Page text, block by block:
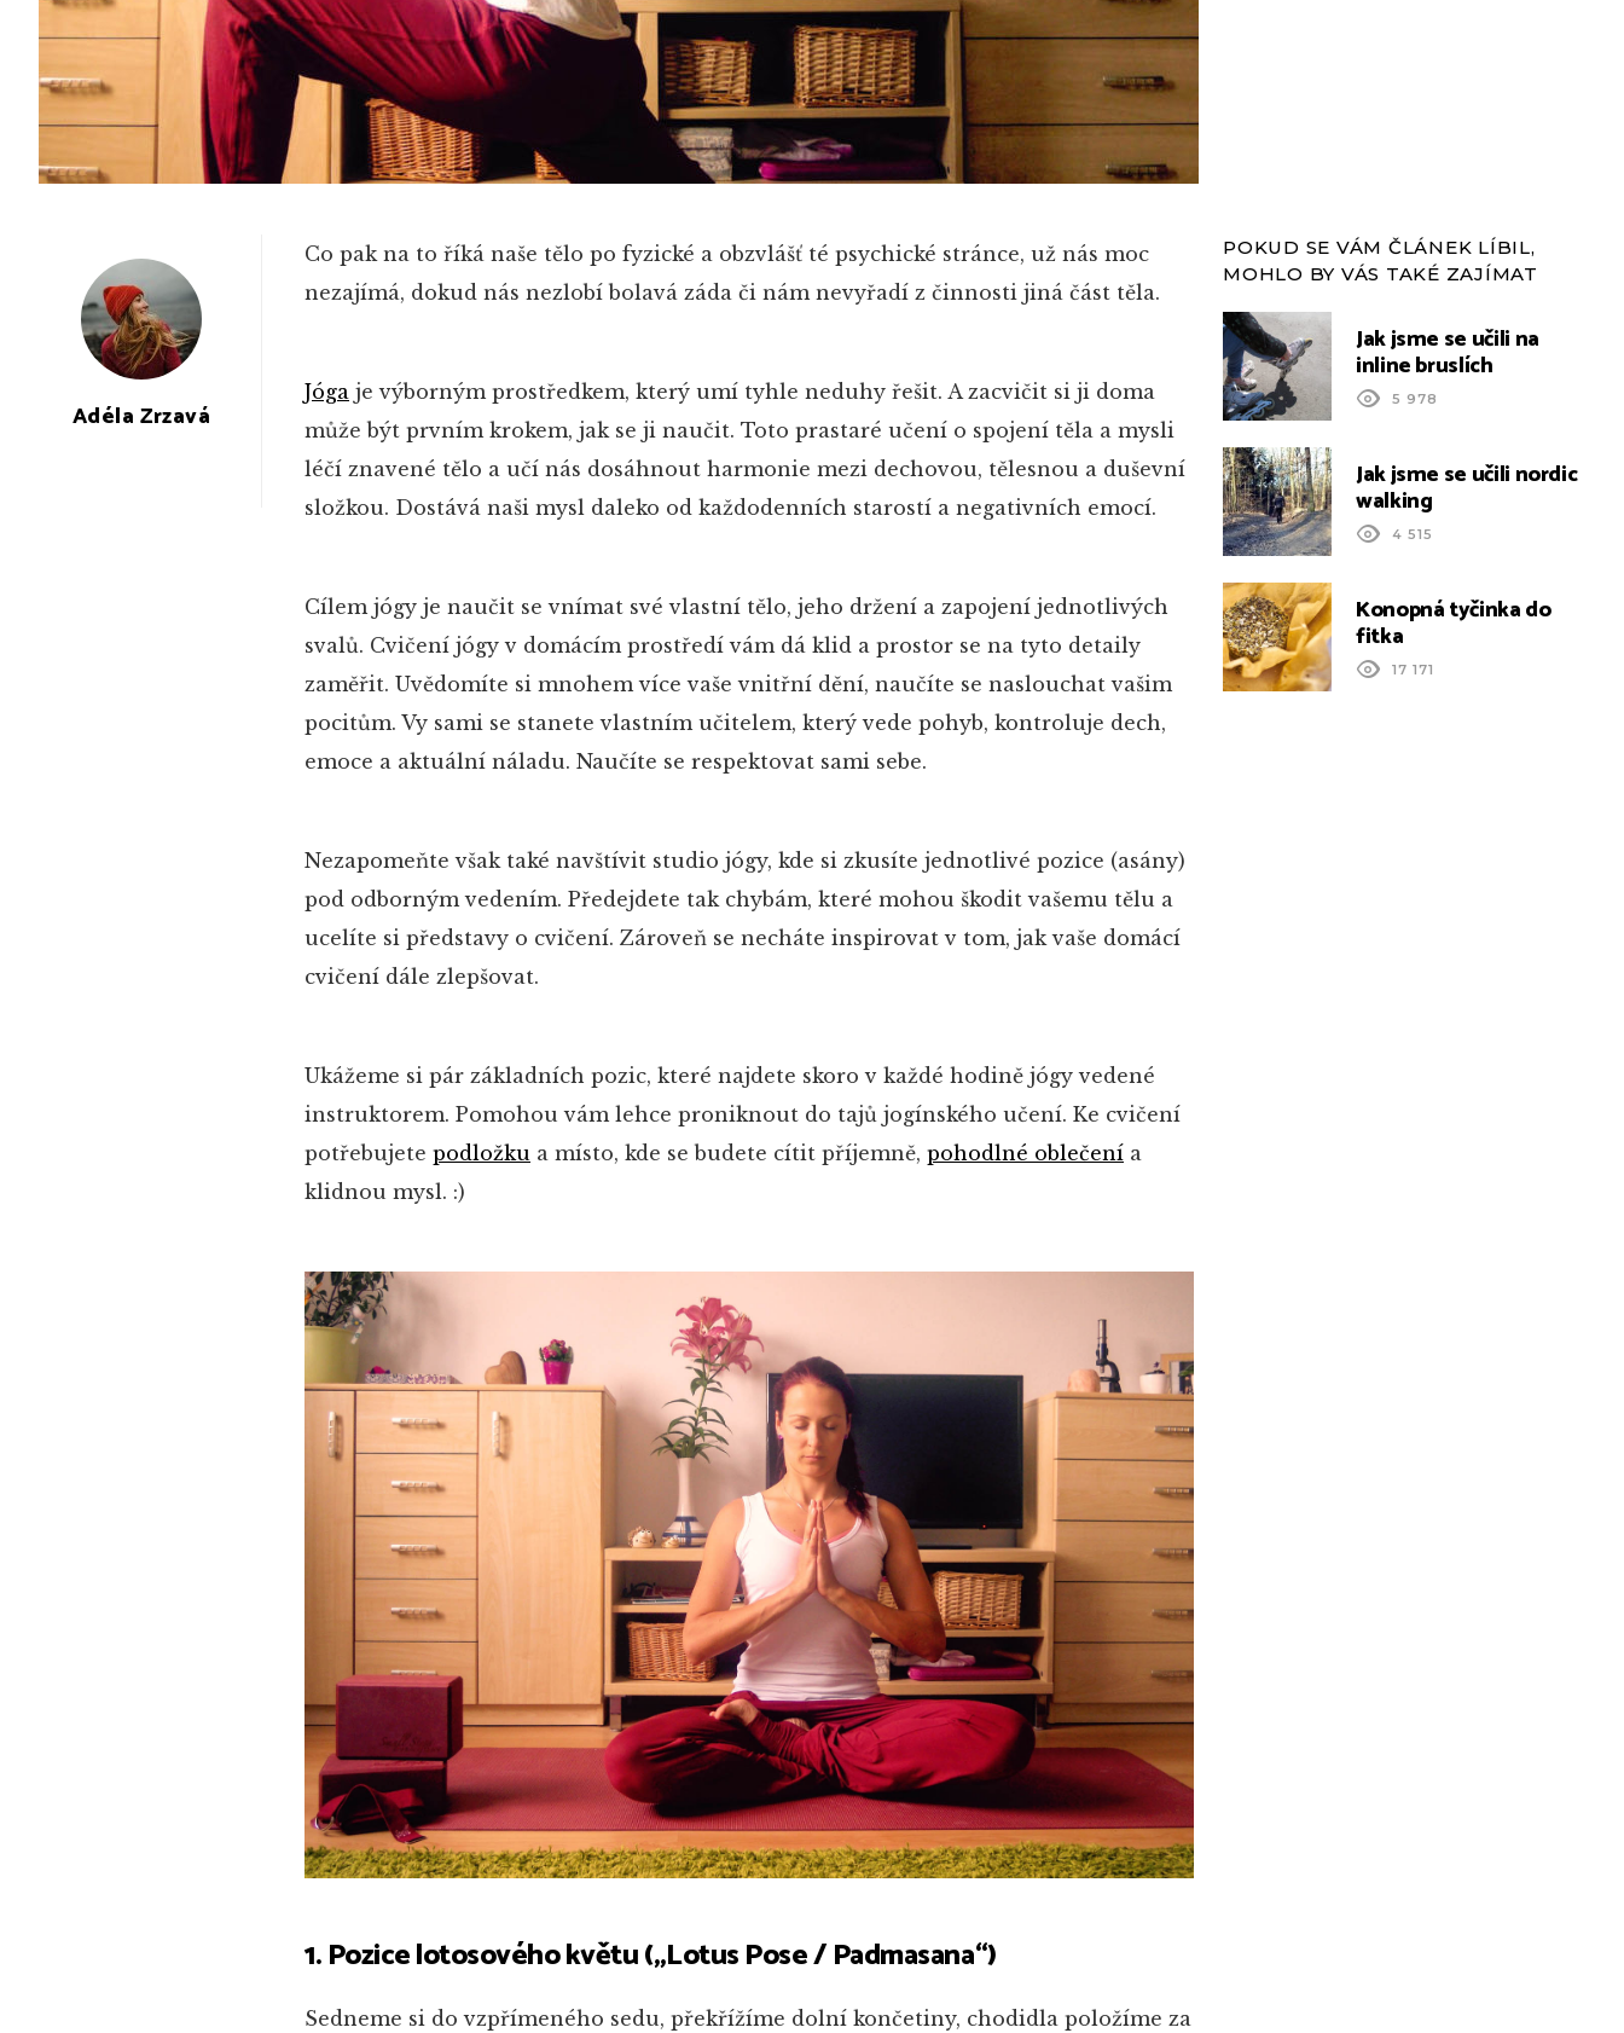
Adéla Zrzavá
Co pak na to říká naše tělo po fyzické a obzvlášť té psychické stránce, už nás moc
nezajímá, dokud nás nezlobí bolavá záda či nám nevyřadí z činnosti jiná část těla.
Jóga je výborným prostředkem, který umí tyhle neduhy řešit. A zacvičit si ji doma
může být prvním krokem, jak se ji naučit. Toto prastaré učení o spojení těla a mysli
léčí znavené tělo a učí nás dosáhnout harmonie mezi dechovou, tělesnou a duševní
složkou. Dostává naši mysl daleko od každodenních starostí a negativních emocí.
Cílem jógy je naučit se vnímat své vlastní tělo, jeho držení a zapojení jednotlivých
svalů. Cvičení jógy v domácím prostředí vám dá klid a prostor se na tyto detaily
zaměřit. Uvědomíte si mnohem více vaše vnitřní dění, naučíte se naslouchat vašim
pocitům. Vy sami se stanete vlastním učitelem, který vede pohyb, kontroluje dech,
emoce a aktuální náladu. Naučíte se respektovat sami sebe.
Nezapomeňte však také navštívit studio jógy, kde si zkusíte jednotlivé pozice (asány)
pod odborným vedením. Předejdete tak chybám, které mohou škodit vašemu tělu a
ucelíte si představy o cvičení. Zároveň se necháte inspirovat v tom, jak vaše domácí
cvičení dále zlepšovat.
Ukážeme si pár základních pozic, které najdete skoro v každé hodině jógy vedené
instruktorem. Pomohou vám lehce proniknout do tajů jogínského učení. Ke cvičení
potřebujete podložku a místo, kde se budete cítit příjemně, pohodlné oblečení a
klidnou mysl. :)
1. Pozice lotosového květu („Lotus Pose/ Padmasana“)
Sedneme si do vzpřímeného sedu, překřížíme dolní končetiny, chodidla položíme za
POKUD SE VÁM ČLÁNEK LÍBIL,
MOHLO BY VÁS TAKÉ ZAJÍMAT
Jak jsme se učili na
inline bruslích
5 978
Jak jsme se učili nordic
walking
4 515
Konopná tyčinka do
fitka
17 171